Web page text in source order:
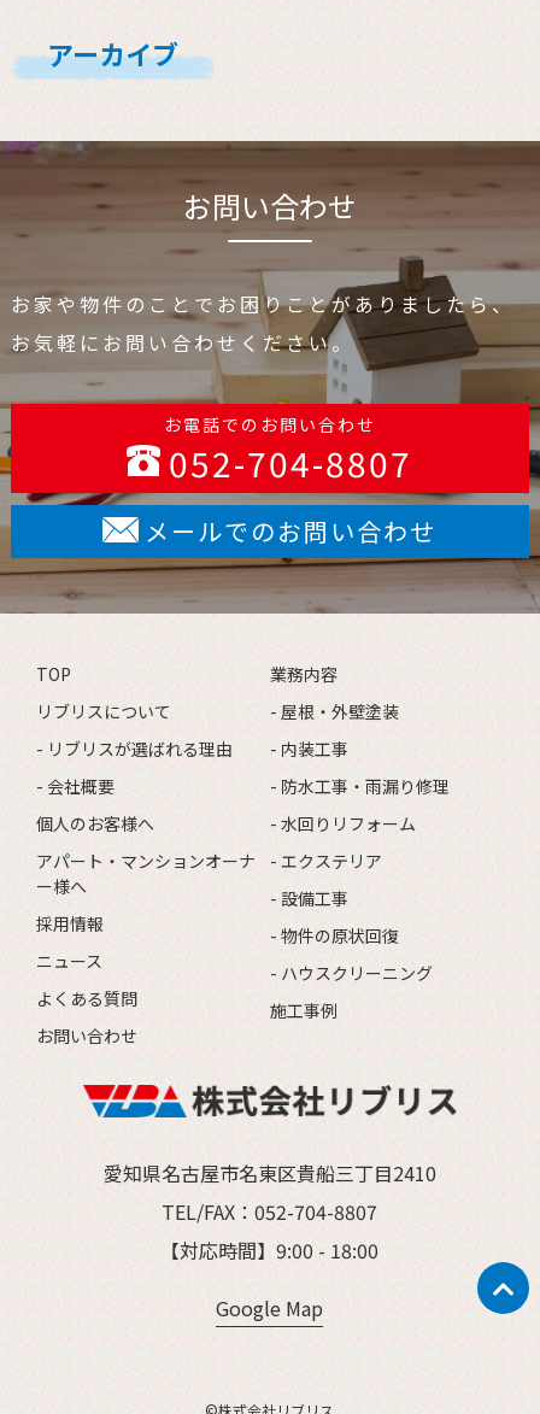
アーカイブ
お問い合わせ
お家や物件のことでお困りことがありましたら、
お気軽にお問い合わせください。
お電話でのお問い合わせ
052-704-8807
メールでのお問い合わせ
愛知県名古屋市名東区貴船三丁目2410
TEL/FAX：052-704-8807
【対応時間】9:00 - 18:00
Google Map
TOP
リブリスについて
- リブリスが選ばれる理由
- 会社概要
個人のお客様へ
アパート・マンションオーナ
ー様へ
採用情報
ニュース
よくある質問
お問い合わせ
業務内容
- 屋根・外壁塗装
- 内装工事
- 防水工事・雨漏り修理
- 水回りリフォーム
- エクステリア
- 設備工事
- 物件の原状回復
- ハウスクリーニング
施工事例